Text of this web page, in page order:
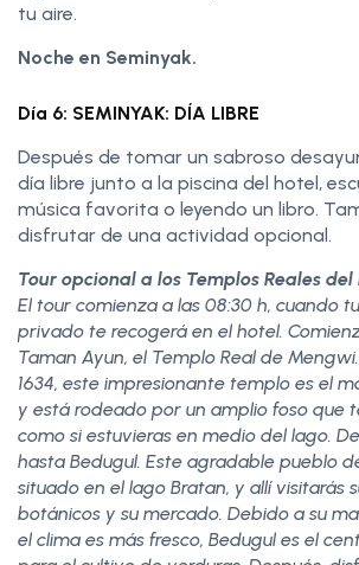
tu aire.
Noche en Seminyak.
Día 6: SEMINYAK: DÍA LIBRE
Después de tomar un sabroso
día libre junto a la piscina del hotel,
música favorita o leyendo un libro.
disfrutar de una actividad opcional.
Tour opcional a los Templos Reales
El tour comienza a las 08:30 h, cuando
privado te recogerá en el hotel.
Taman Ayun, el Templo Real de
1634, este impresionante templo es el
y está rodeado por un amplio foso que
como si estuvieras en medio del lago.
hasta Bedugul. Este agradable pueblo
situado en el lago Bratan, y allí visitarás
botánicos y su mercado. Debido a su
el clima es más fresco, Bedugul es el